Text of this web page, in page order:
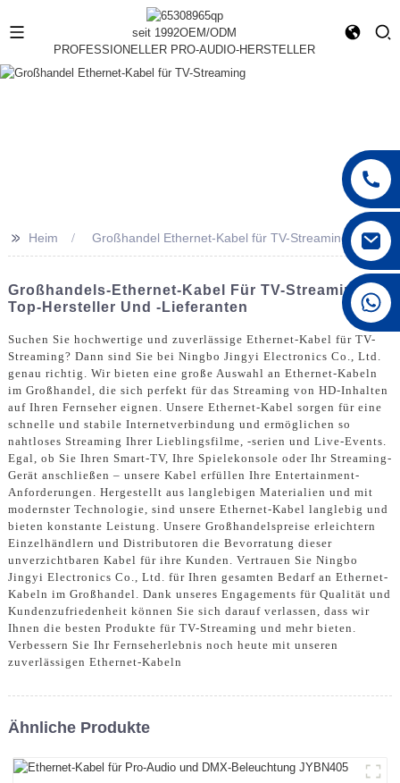
seit 1992OEM/ODM
PROFESSIONELLER PRO-AUDIO-HERSTELLER
+86 15168592711
>> Heim Großhandel Ethernet-Kabel für TV-Streaming
Großhandels-Ethernet-Kabel Für TV-Streaming -
Top-Hersteller Und -Lieferanten
Suchen Sie hochwertige und zuverlässige Ethernet-Kabel für TV-
Streaming? Dann sind Sie bei Ningbo Jingyi Electronics Co., Ltd.
genau richtig. Wir bieten eine große Auswahl an Ethernet-Kabeln
im Großhandel, die sich perfekt für das Streaming von HD-Inhalten
auf Ihren Fernseher eignen. Unsere Ethernet-Kabel sorgen für eine
schnelle und stabile Internetverbindung und ermöglichen so
nahtloses Streaming Ihrer Lieblingsfilme, -serien und Live-Events.
Egal, ob Sie Ihren Smart-TV, Ihre Spielekonsole oder Ihr Streaming-
Gerät anschließen – unsere Kabel erfüllen Ihre Entertainment-
Anforderungen. Hergestellt aus langlebigen Materialien und mit
modernster Technologie, sind unsere Ethernet-Kabel langlebig und
bieten konstante Leistung. Unsere Großhandelspreise erleichtern
Einzelhändlern und Distributoren die Bevorratung dieser
unverzichtbaren Kabel für ihre Kunden. Vertrauen Sie Ningbo
Jingyi Electronics Co., Ltd. für Ihren gesamten Bedarf an Ethernet-
Kabeln im Großhandel. Dank unseres Engagements für Qualität und
Kundenzufriedenheit können Sie sich darauf verlassen, dass wir
Ihnen die besten Produkte für TV-Streaming und mehr bieten.
Verbessern Sie Ihr Fernseherlebnis noch heute mit unseren
zuverlässigen Ethernet-Kabeln
Ähnliche Produkte